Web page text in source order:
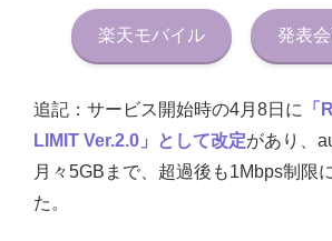
楽天モバイル 発表
追記：サービス開始時の4月8日に
LIMIT Ver.2.0」として改定があり、
月々5GBまで、超過後も1Mbps制限
た。